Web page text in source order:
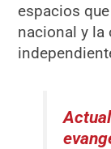
espacios
nacional y la